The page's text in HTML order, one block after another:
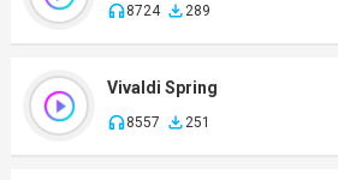
8724 289
Vivaldi Spring
8557 251